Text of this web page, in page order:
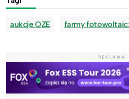
aukcje OZE farmy
REKLAMA